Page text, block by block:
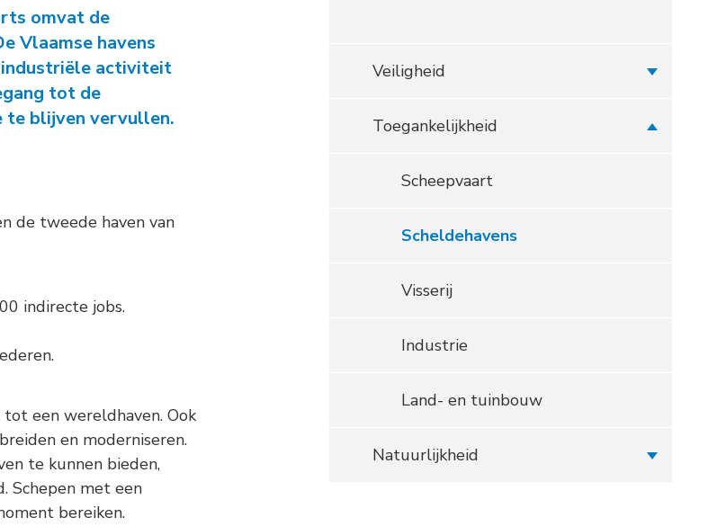
omvat de
Vlaamse havens
industriële activiteit
tot de
te blijven vervullen.
de tweede haven van
indirecte jobs.
een wereldhaven. Ook
en moderniseren.
te kunnen bieden,
Schepen met een
bereiken.
Veiligheid
Toegankelijkheid
Scheepvaart
Scheldehavens
Visserij
Industrie
Land- en tuinbouw
Natuurlijkheid